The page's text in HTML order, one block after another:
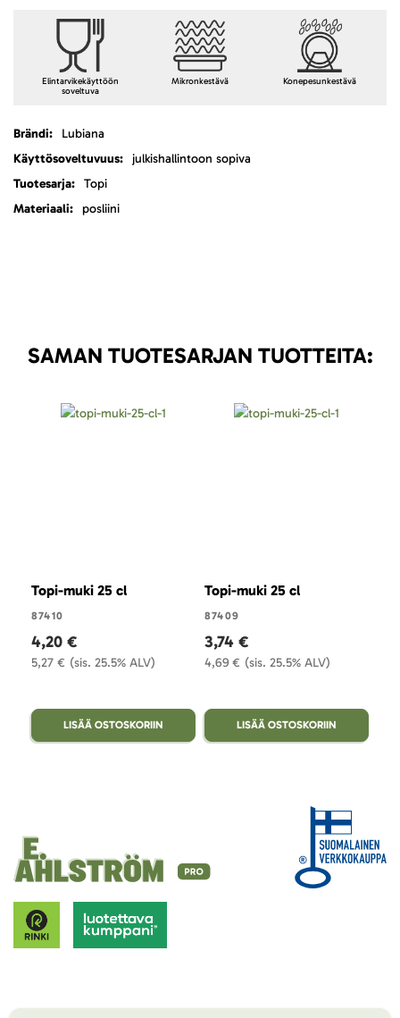
Elintarvikekäyttöön
soveltuva
Mikronkestävä Konepesunkestävä
LisätietojaLubiana
julkishallintoon sopiva
Topi
posliini
SAMAN TUOTESARJAN TUOTTEITA:
Topi-muki 25 cl
87410
(sis. 25.5% ALV)
5,27 €
4,20 €
LISÄÄ OSTOSKORIIN
Topi-muki 25 cl
87409
(sis. 25.5% ALV)
4,69 €
3,74 €
LISÄÄ OSTOSKORIIN